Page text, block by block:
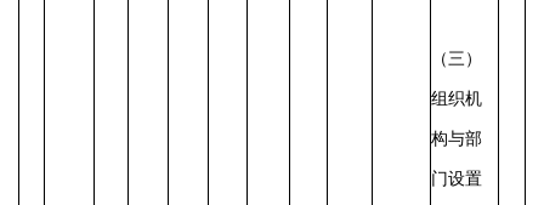
（三）
组织机
构与部
门设置